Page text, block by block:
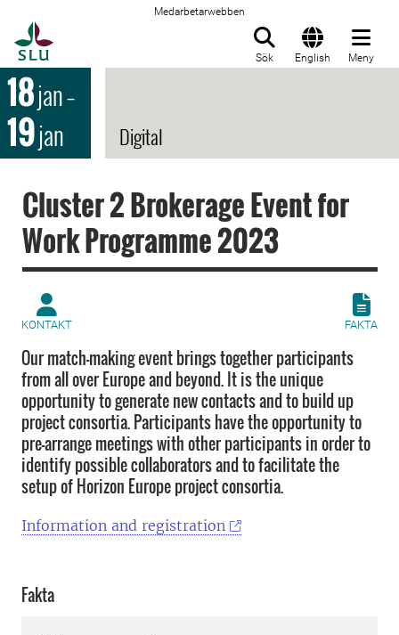
Medarbetarwebben
Sök English Meny
18jan–
19jan Digital
Cluster 2 Brokerage Event for
Work Programme 2023
KONTAKT FAKTA
Our match-making event brings together participants
from all over Europe and beyond. It is the unique
opportunity to generate new contacts and to build up
project consortia. Participants have the opportunity to
pre-arrange meetings with other participants in order to
identify possible collaborators and to facilitate the
setup of Horizon Europe project consortia.
Information and registration
Fakta